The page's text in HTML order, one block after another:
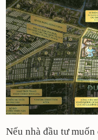
Nếu nhà đầu tư